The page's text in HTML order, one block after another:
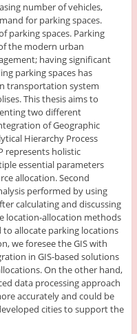
number of vehicles,
for parking spaces.
parking spaces. Parking
the modern urban
having significant
parking spaces has
transportation system
This thesis aims to
two different
of Geographic
Hierarchy Process
represents holistic
essential parameters
allocation. Second
performed by using
calculating and discussing
location-allocation methods
allocate parking locations
we foresee the GIS with
in GIS-based solutions
On the other hand,
data processing approach
accurately and could be
cities to support the